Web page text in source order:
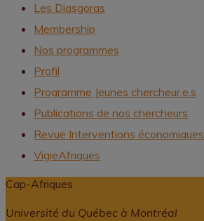
Les Diasgoras
Membership
Nos programmes
Profil
Programme Jeunes chercheur.e.s
Publications de nos chercheurs
Revue Interventions économiques
VigieAfriques
Cap-Afriques
Université du Québec à Montréal